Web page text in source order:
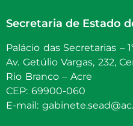
Secretaria de Estado
Palácio das Secretarias –
Av. Getúlio Vargas, 232,
Rio Branco – Acre
CEP: 69900-060
E-mail: